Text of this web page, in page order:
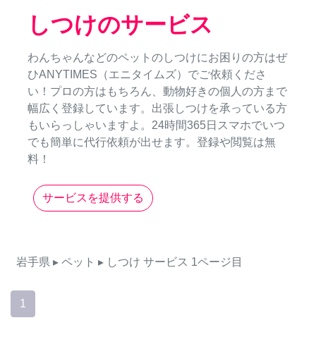
しつけのサービス
わんちゃんなどのペットのしつけにお困りの方はぜ
ひANYTIMES（エニタイムズ）でご依頼くださ
い！プロの方はもちろん、動物好きの個人の方まで
幅広く登録しています。出張しつけを承っている方
もいらっしゃいますよ。24時間365日スマホでいつ
でも簡単に代行依頼が出せます。登録や閲覧は無
料！
サービスを提供する
岩手県 ▸ ペット ▸ しつけ サービス 1ページ目
1